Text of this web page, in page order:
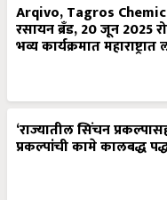
Arqivo, Tagros
रसायन ब्रँड, 20 जून 2025
भव्य कार्यक्रमात
‘राज्यातील सिंचन
प्रकल्पांची कामे कालबद्ध